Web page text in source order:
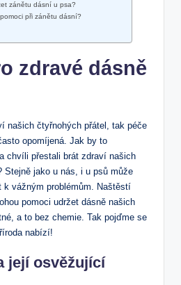
zánětu dásní u psa?
při zánětu dásní?
zdravé dásně
našich čtyřnohých přátel, tak péče
opomíjená. Jak by to
chvíli přestali brát zdraví našich
Stejně jako u nás, i u psů může
k vážným problémům. Naštěstí
pomoci udržet dásně našich
a to bez chemie. Tak pojďme se
nabízí!
její osvěžující